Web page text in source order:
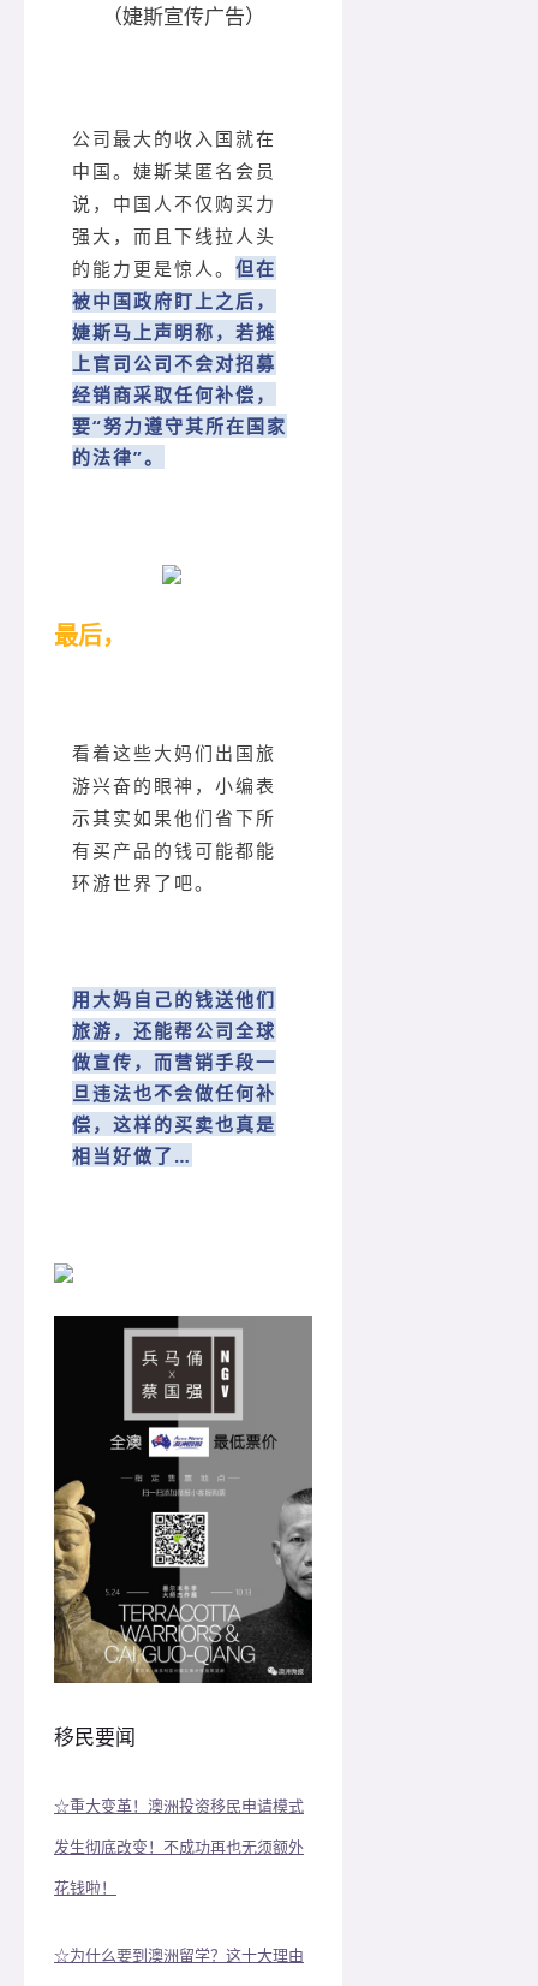
（婕斯宣传广告）
公司最大的收入国就在
中国。婕斯某匿名会员
说，中国人不仅购买力
强大，而且下线拉人头
的能力更是惊人。 但在
被中国政府盯上之后，
婕斯马上声明称，若摊
上官司公司不会对招募
经销商采取任何补偿，
要“努力遵守其所在国家
的法律”。
最后，
看着这些大妈们出国旅
游兴奋的眼神，小编表
示其实如果他们省下所
有买产品的钱可能都能
环游世界了吧。
用大妈自己的钱送他们
旅游，还能帮公司全球
做宣传，而营销手段一
旦违法也不会做任何补
偿，这样的买卖也真是
相当好做了…
移民要闻
☆重大变革！澳洲投资移民申请模式
发生彻底改变！不成功再也无须额外
花钱啦！
☆为什么要到澳洲留学？这十大理由